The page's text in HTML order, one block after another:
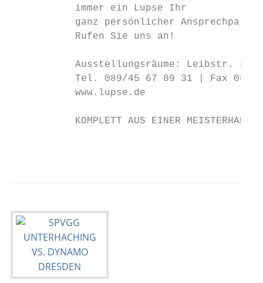
           immer ein Lupse Ihr
ganz persönlicher
           Rufen Sie uns an!
Ausstellungsräume: Leibstr. 32
Tel. 089/45 67 09 31 | Fax 089/
           www.lupse.de
           KOMPLETT AUS EINER MEISTERHAND